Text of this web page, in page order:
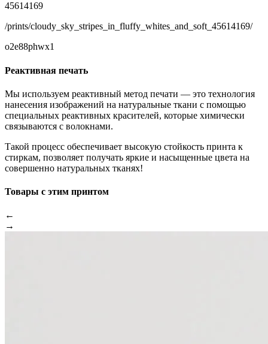
45614169
/prints/cloudy_sky_stripes_in_fluffy_whites_and_soft_45614169/
o2e88phwx1
Реактивная печать
Мы используем реактивный метод печати — это технология
нанесения изображений на натуральные ткани с помощью
специальных реактивных красителей, которые химически
связываются с волокнами.
Такой процесс обеспечивает высокую стойкость принта к
стиркам, позволяет получать яркие и насыщенные цвета на
совершенно натуральных тканях!
Товары с этим принтом
←
→